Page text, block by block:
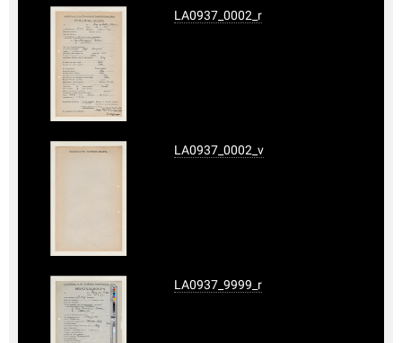
LA0937_0002_r
LA0937_0002_v
LA0937_9999_r